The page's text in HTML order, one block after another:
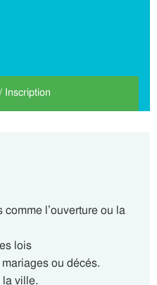
Inscription
l’ouverture ou la
lois
ou décés.
la ville.